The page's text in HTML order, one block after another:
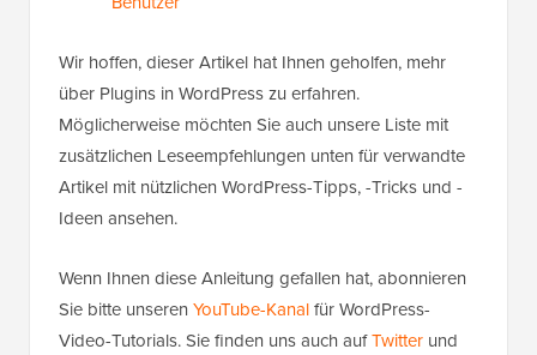
Wir hoffen, dieser Artikel hat Ihnen geholfen, mehr
über Plugins in WordPress zu erfahren.
Möglicherweise möchten Sie auch unsere Liste mit
zusätzlichen Leseempfehlungen unten für verwandte
Artikel mit nützlichen WordPress-Tipps, -Tricks und -
Ideen ansehen.
Wenn Ihnen diese Anleitung gefallen hat, abonnieren
Sie bitte unseren YouTube-Kanalfür WordPress-
Video-Tutorials. Sie finden uns auch aufTwitter und